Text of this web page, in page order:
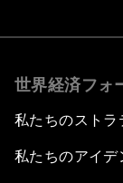
世界経済フォ
私たちのストラ
私たちのアイデ